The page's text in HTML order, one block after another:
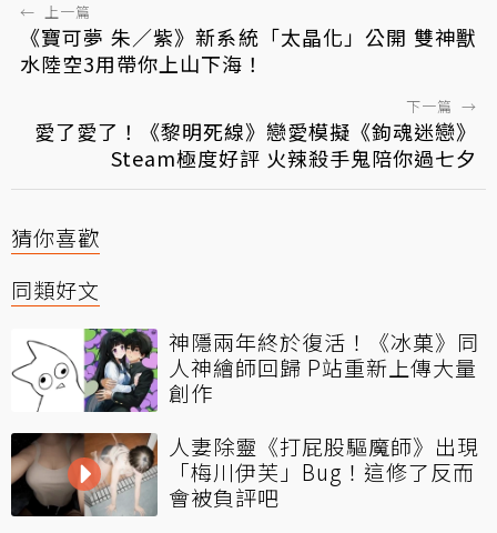
← 上一篇
《寶可夢 朱／紫》新系統「太晶化」公開 雙神獸
水陸空3用帶你上山下海！
下一篇 →
愛了愛了！《黎明死線》戀愛模擬《鉤魂迷戀》
Steam極度好評 火辣殺手鬼陪你過七夕
猜你喜歡
同類好文
神隱兩年終於復活！《冰菓》同
人神繪師回歸 P站重新上傳大量
創作
人妻除靈《打屁股驅魔師》出現
「梅川伊芙」Bug！這修了反而
會被負評吧